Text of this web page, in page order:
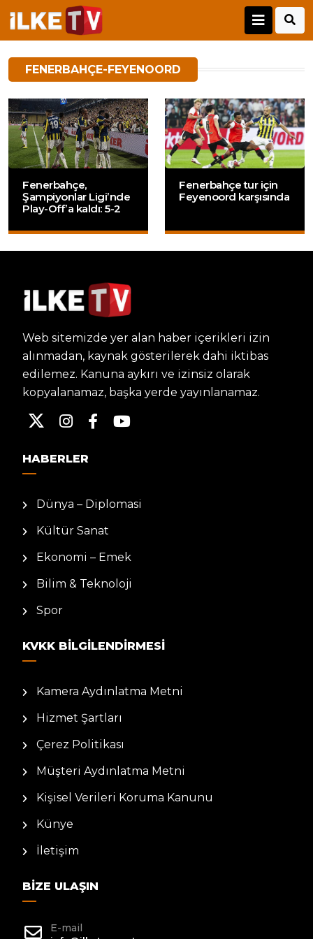
FENERBAHÇE-FEYENOORD
Fenerbahçe,
Şampiyonlar Ligi’nde
Play-Off’a kaldı: 5-2
Fenerbahçe tur için
Feyenoord karşısında
Web sitemizde yer alan haber içerikleri izin
alınmadan, kaynak gösterilerek dahi iktibas
edilemez. Kanuna aykırı ve izinsiz olarak
kopyalanamaz, başka yerde yayınlanamaz.
HABERLER
Dünya – Diplomasi
Kültür Sanat
Ekonomi – Emek
Bilim & Teknoloji
Spor
KVKK BILGILENDIRMESI
Kamera Aydınlatma Metni
Hizmet Şartları
Çerez Politikası
Müşteri Aydınlatma Metni
Kişisel Verileri Koruma Kanunu
Künye
İletişim
BIZE ULAŞIN
E-mail